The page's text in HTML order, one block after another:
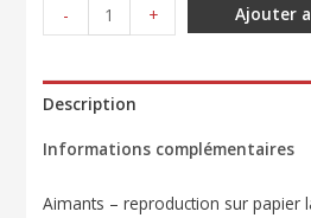
-
de
sur
lac
+ Ajouter
Description
Informations complémentaires
Aimants – reproduction sur papier